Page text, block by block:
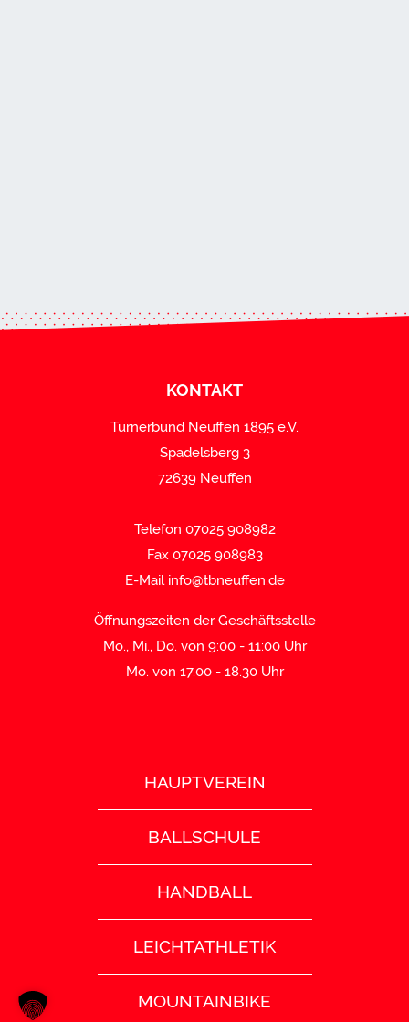
KONTAKT
Turnerbund Neuffen 1895 e.V.
Spadelsberg 3
72639 Neuffen
Telefon 07025 908982
Fax 07025 908983
E-Mail info@tbneuffen.de
Öffnungszeiten der Geschäftsstelle
Mo., Mi., Do. von 9:00 - 11:00 Uhr
Mo. von 17.00 - 18.30 Uhr
HAUPTVEREIN
BALLSCHULE
HANDBALL
LEICHTATHLETIK
MOUNTAINBIKE